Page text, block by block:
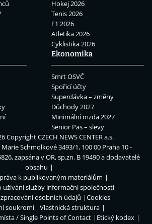
Hokej 2026
Tenis 2026
F1 2026
Atletika 2026
Cyklistika 2026
Ekonomika
Smrt OSVČ
Spořicí účty
Superdávka – změny
Důchody 2027
Minimální mzda 2027
Senior Pas – slevy
CopyrightCZECH NEWS CENTER a.s.
Schmolkové 3493/1, 100 00 Praha 10 -
zapsána v OR, sp.zn. B 19490 a dodavatelé
obsahu
k publikovaným materiálům
užívání služby informační společnosti
osobních údajů
Cookies
soukromí
Vlastnická struktura
/ Single Points of Contact
Etický kodex